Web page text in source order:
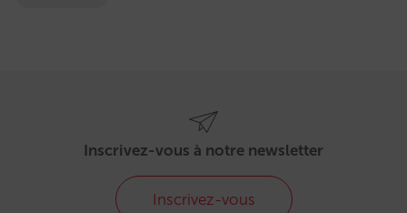
Inscrivez-vous à notre newsletter
Inscrivez-vous